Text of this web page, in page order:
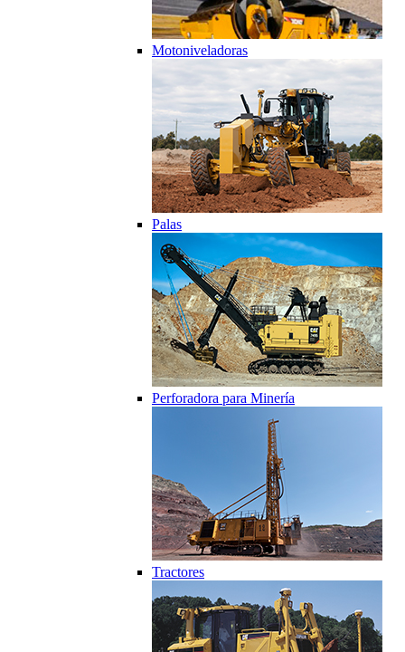
Motoniveladoras
Palas
Perforadora para Minería
Tractores